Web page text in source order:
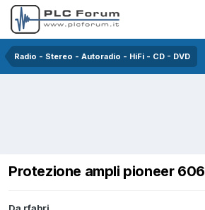
Radio - Stereo - Autoradio - HiFi - CD - DVD
Protezione ampli pioneer 606